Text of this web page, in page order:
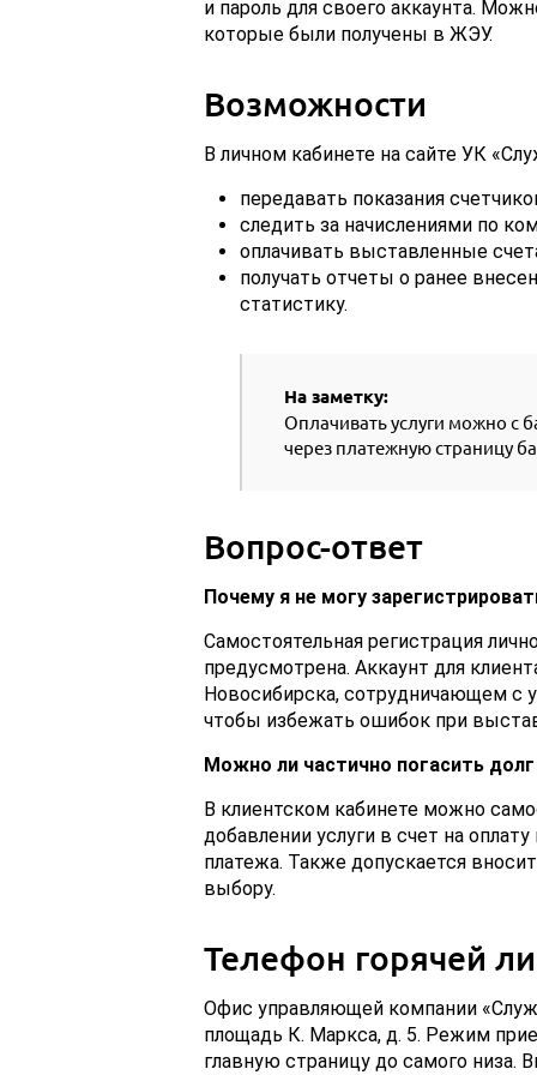
и пароль для своего аккаунта.
которые были получены в ЖЭУ.
Возможности
В личном кабинете на сайте УК
передавать показания
следить за начислениями по
оплачивать выставленные
получать отчеты о ранее
статистику.
На заметку:
Оплачивать услуги можно с
через платежную страницу
Вопрос-ответ
Почему я не могу
Самостоятельная регистрация
предусмотрена. Аккаунт для
Новосибирска, сотрудничающем с
чтобы избежать ошибок при
Можно ли частично погасить
В клиентском кабинете можно
добавлении услуги в счет на
платежа. Также допускается
выбору.
Телефон горячей
Офис управляющей компании
площадь К. Маркса, д. 5. Режим
главную страницу до самого низа.